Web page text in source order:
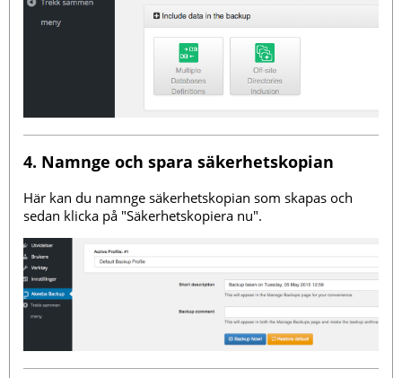
4. Namnge och spara säkerhetskopian
Här kan du namnge säkerhetskopian som skapas och
sedan klicka på "Säkerhetskopiera nu".